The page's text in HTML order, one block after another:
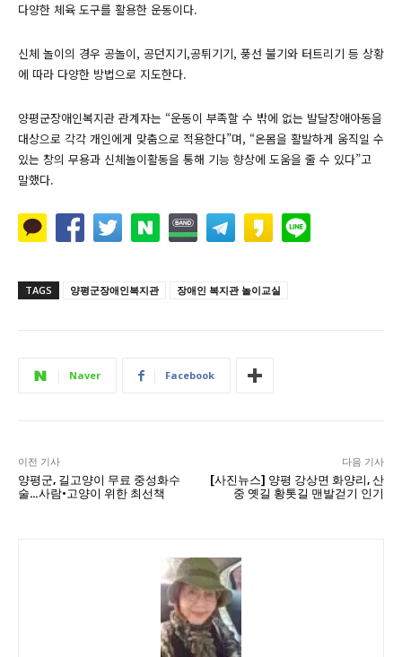
다양한 체육 도구를 활용한 운동이다.
신체 놀이의 경우 공놀이, 공던지기,공튀기기, 풍선 불기와 터트리기 등 상황
에 따라 다양한 방법으로 지도한다.
양평군장애인복지관 관계자는 “운동이 부족할 수 밖에 없는 발달장애아동을
대상으로 각각 개인에게 맞춤으로 적용한다”며, “온몸을 활발하게 움직일 수
있는 창의 무용과 신체놀이활동을 통해 기능 향상에 도움을 줄 수 있다”고
말했다.
TAGS 양평군장애인복지관 장애인 복지관 놀이교실
Naver Facebook
이전 기사
양평군, 길고양이 무료 중성화수
술…사람·고양이 위한 최선책
다음 기사
[사진뉴스] 양평 강상면 화양리, 산
중 옛길 황톳길 맨발걷기 인기